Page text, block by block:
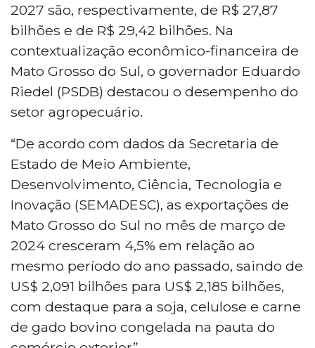
2027 são, respectivamente, de R$ 27,87
bilhões e de R$ 29,42 bilhões. Na
contextualização econômico-financeira de
Mato Grosso do Sul, o governador Eduardo
Riedel (PSDB) destacou o desempenho do
setor agropecuário.
“De acordo com dados da Secretaria de
Estado de Meio Ambiente,
Desenvolvimento, Ciência, Tecnologia e
Inovação (SEMADESC), as exportações de
Mato Grosso do Sul no mês de março de
2024 cresceram 4,5% em relação ao
mesmo período do ano passado, saindo de
US$ 2,091 bilhões para US$ 2,185 bilhões,
com destaque para a soja, celulose e carne
de gado bovino congelada na pauta do